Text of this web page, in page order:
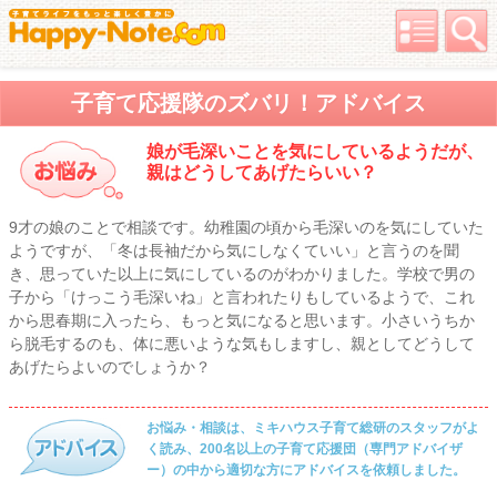
子育て応援隊のズバリ！アドバイス
娘が毛深いことを気にしているようだが、
親はどうしてあげたらいい？
9才の娘のことで相談です。幼稚園の頃から毛深いのを気にしていた
ようですが、「冬は長袖だから気にしなくていい」と言うのを聞
き、思っていた以上に気にしているのがわかりました。学校で男の
子から「けっこう毛深いね」と言われたりもしているようで、これ
から思春期に入ったら、もっと気になると思います。小さいうちか
ら脱毛するのも、体に悪いような気もしますし、親としてどうして
あげたらよいのでしょうか？
お悩み・相談は、ミキハウス子育て総研のスタッフがよ
く読み、200名以上の子育て応援団（専門アドバイザ
ー）の中から適切な方にアドバイスを依頼しました。